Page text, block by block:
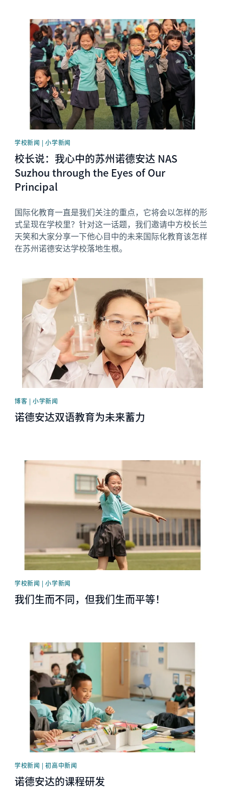
News image
学校新闻 | 小学新闻
校长说：我心中的苏州诺德安达 NAS
Suzhou through the Eyes of Our
Principal
国际化教育一直是我们关注的重点，它将会以怎样的形
式呈现在学校里？针对这一话题，我们邀请中方校长兰
天笑和大家分享一下他心目中的未来国际化教育该怎样
在苏州诺德安达学校落地生根。
News image
博客 | 小学新闻
诺德安达双语教育为未来蓄力
News image
学校新闻 | 小学新闻
我们生而不同，但我们生而平等！
News image
学校新闻 | 初高中新闻
诺德安达的课程研发